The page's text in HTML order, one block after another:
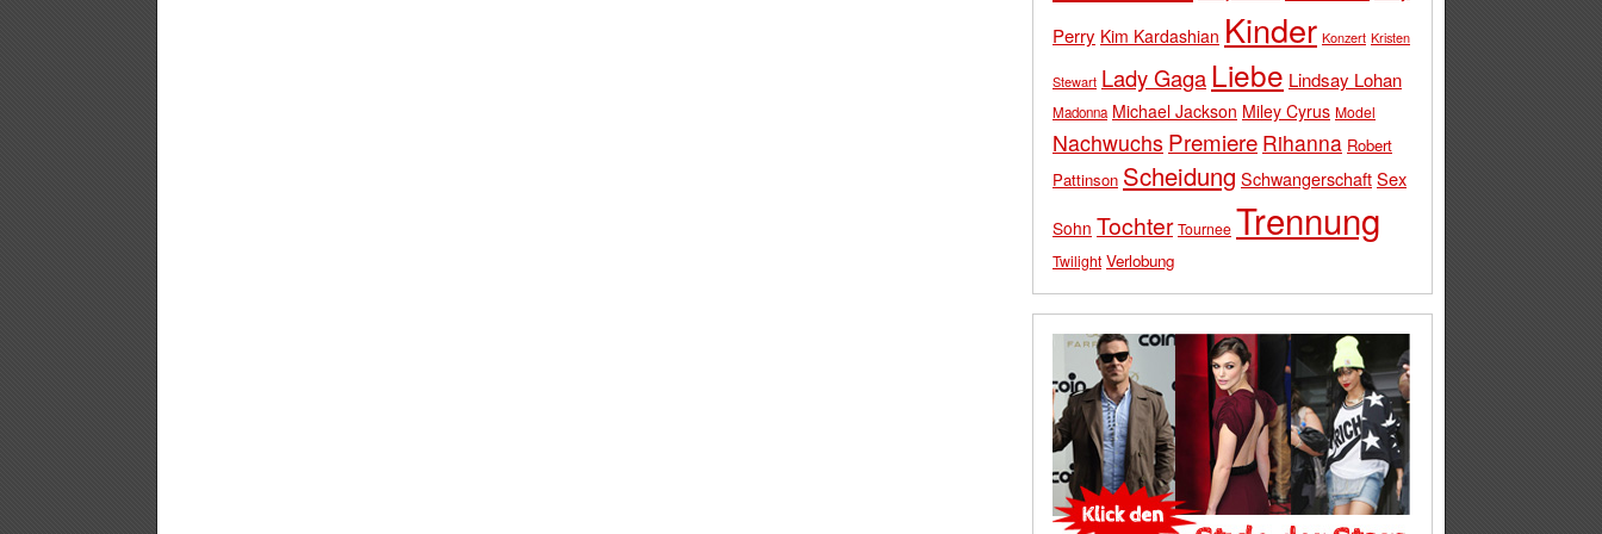
Perry Kim Kardashian Kinder Konzert Kristen
Stewart Lady Gaga Liebe Lindsay Lohan
Madonna Michael Jackson Miley Cyrus Model
Nachwuchs Premiere Rihanna Robert
Pattinson Scheidung SchwangerschaftSex
Sohn Tochter Tournee Trennung
Twilight Verlobung